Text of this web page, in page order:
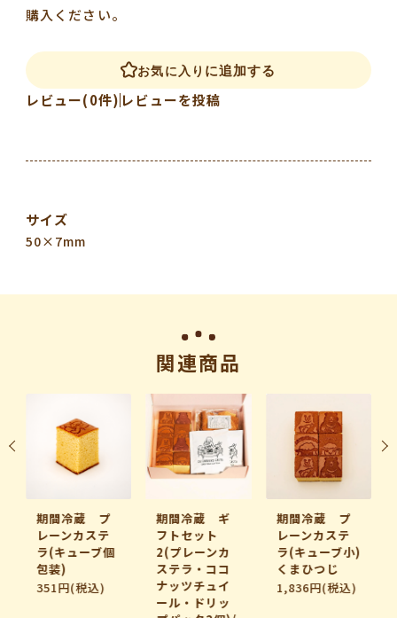
購入ください。
お気に入り に追加する
レビュー(0件)レビューを投稿
サイズ
50×7mm
関連商品
期間冷蔵 プ
レーンカステ
ラ(キューブ個
包装)
351円(税込)
期間冷蔵 ギ
フトセット
2(プレーンカ
ステラ・ココ
ナッツチュイ
ール・ドリッ
期間冷蔵 プ
レーンカステ
ラ(キューブ小)
くまひつじ
1,836円(税込)